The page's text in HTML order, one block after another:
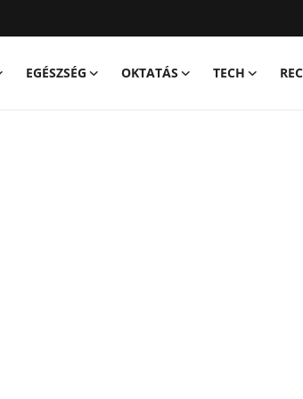
EGÉSZSÉG OKTATÁS TECH